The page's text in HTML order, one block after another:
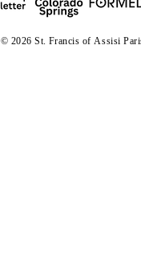
© 2026 St. Francis of Assisi